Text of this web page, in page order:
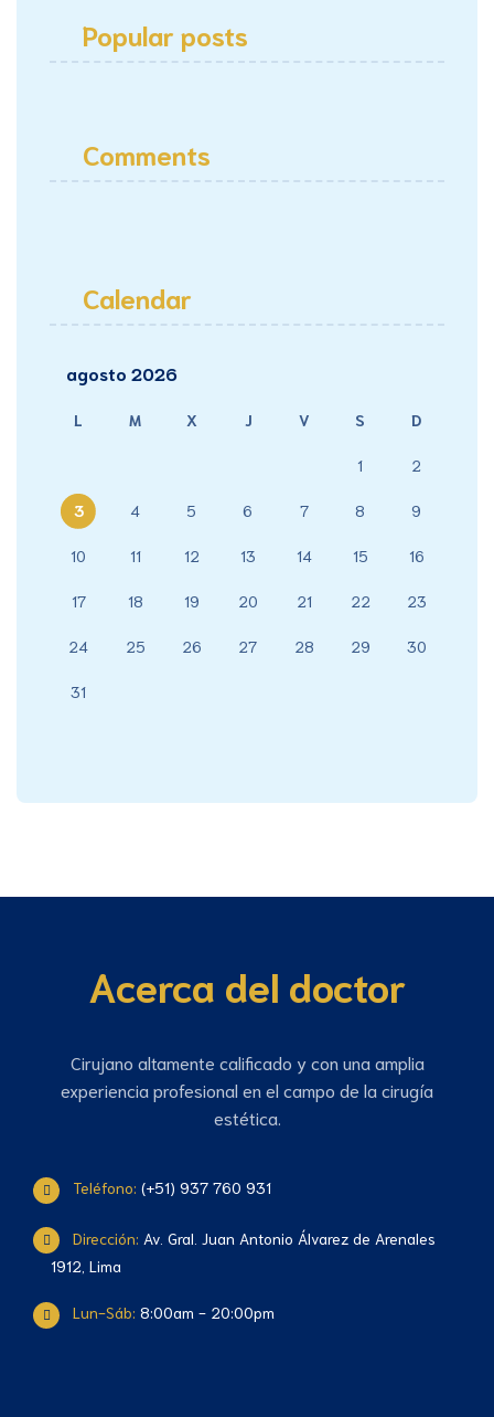
Popular posts
Comments
Calendar
agosto 2026
L M X J V S D
1 2
3 4 5 6 7 8 9
10 11 12 13 14 15 16
17 18 19 20 21 22 23
24 25 26 27 28 29 30
31
Acerca del doctor
Cirujano altamente calificado y con una amplia
experiencia profesional en el campo de la cirugía
estética.
Teléfono: (+51) 937 760 931
Dirección: Av. Gral. Juan Antonio Álvarez de Arenales
1912, Lima
Lun-Sáb: 8:00am - 20:00pm